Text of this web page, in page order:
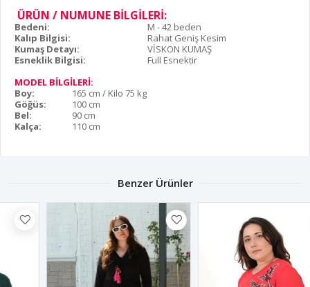
ÜRÜN / NUMUNE BİLGİLERİ:
Bedeni:
M - 42 beden
Kalıp Bilgisi:
Rahat Geniş Kesim
Kumaş Detayı:
VİSKON KUMAŞ
Esneklik Bilgisi:
Full Esnektir
MODEL BİLGİLERİ:
Boy:
165 cm / Kilo 75 kg
Göğüs:
100 cm
Bel:
90 cm
Kalça:
110 cm
Benzer Ürünler